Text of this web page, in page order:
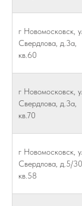
г Новомосковск,
Свердлова, д.3а,
кв.60
г Новомосковск,
Свердлова, д.3а,
кв.70
г Новомосковск,
Свердлова, д.5/30,
кв.58